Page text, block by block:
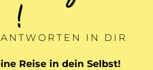
! IN DIR
Reise in dein Selbst!